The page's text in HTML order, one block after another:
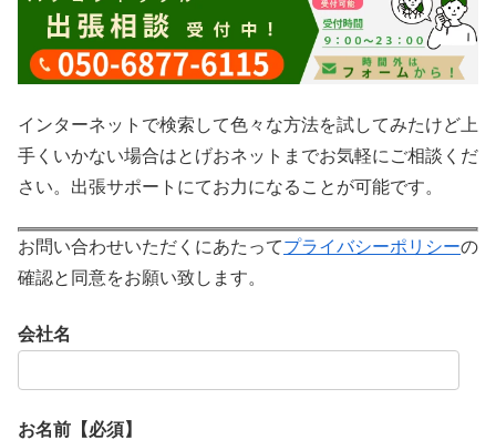
インターネットで検索して色々な方法を試してみたけど上
手くいかない場合はとげおネットまでお気軽にご相談くだ
さい。出張サポートにてお力になることが可能です。
お問い合わせいただくにあたってプライバシーポリシーの
確認と同意をお願い致します。
会社名
お名前【必須】